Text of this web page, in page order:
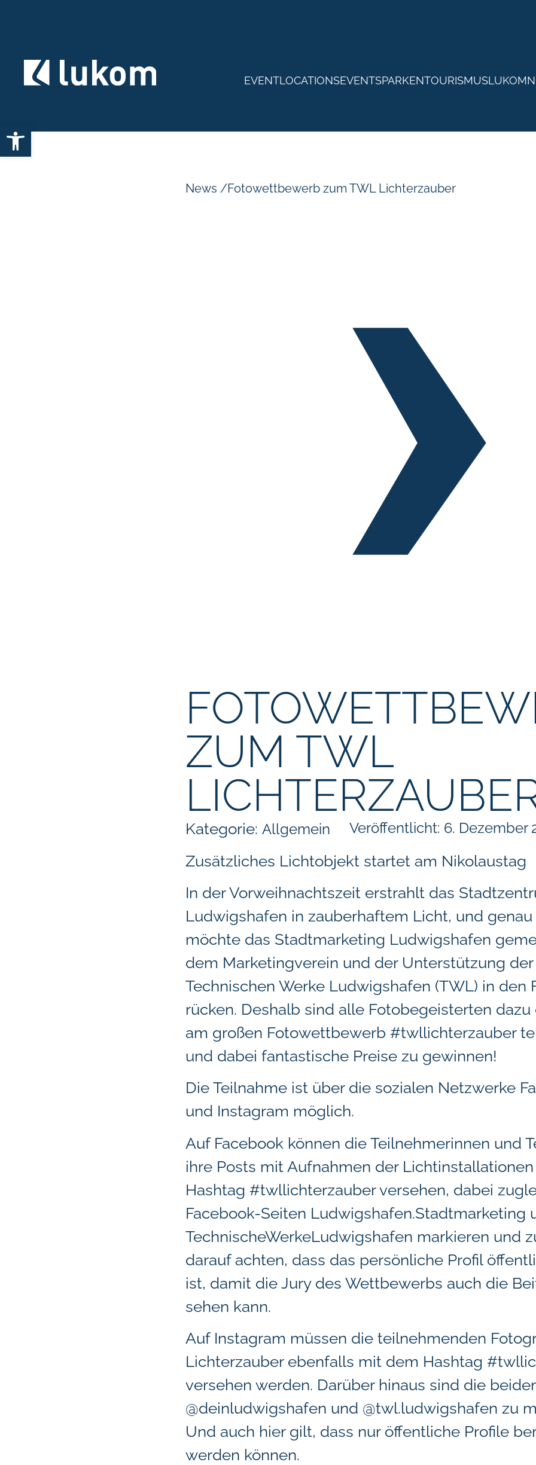
Open toolbar
EVENTLOCATIONSEVENTSPARKENTOURISMUSLUKOM
News /Fotowettbewerb zum TWL Lichterzauber
ZUM TWL
Kategorie: Allgemein Veröffentlicht: 6. Dezember
Zusätzliches Lichtobjekt startet am Nikolaustag
In der Vorweihnachtszeit erstrahlt das
Ludwigshafen in zauberhaftem Licht, und genau
möchte das Stadtmarketing Ludwigshafen
dem Marketingverein und der Unterstützung der
Technischen Werke Ludwigshafen (TWL) in den
rücken. Deshalb sind alle Fotobegeisterten dazu
am großen Fotowettbewerb #twllichterzauber
und dabei fantastische Preise zu gewinnen!
Die Teilnahme ist über die sozialen Netzwerke
und Instagram möglich.
Auf Facebook können die Teilnehmerinnen und
ihre Posts mit Aufnahmen der
Hashtag #twllichterzauber versehen, dabei
Facebook-Seiten Ludwigshafen.Stadtmarketing
TechnischeWerkeLudwigshafen markieren und
darauf achten, dass das persönliche Profil
ist, damit die Jury des Wettbewerbs auch die
sehen kann.
Auf Instagram müssen die teilnehmenden
Lichterzauber ebenfalls mit dem Hashtag
versehen werden. Darüber hinaus sind die
@deinludwigshafen und @twl.ludwigshafen zu
Und auch hier gilt, dass nur öffentliche Profile
werden können.